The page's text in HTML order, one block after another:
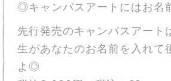
◎キャンバスアートにはお名
先行発売のキャンバスアート
生があなたのお名前を入れて
よ◎